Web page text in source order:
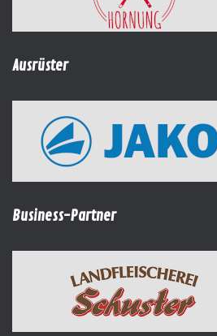
Ausrüster
Business-Partner